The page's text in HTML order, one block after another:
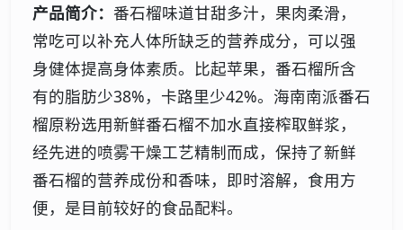
产品简介： 番石榴味道甘甜多汁，果肉柔滑，
常吃可以补充人体所缺乏的营养成分，可以强
身健体提高身体素质。比起苹果，番石榴所含
有的脂肪少38%，卡路里少42%。海南南派番石
榴原粉选用新鲜番石榴不加水直接榨取鲜浆，
经先进的喷雾干燥工艺精制而成，保持了新鲜
番石榴的营养成份和香味，即时溶解，食用方
便，是目前较好的食品配料。